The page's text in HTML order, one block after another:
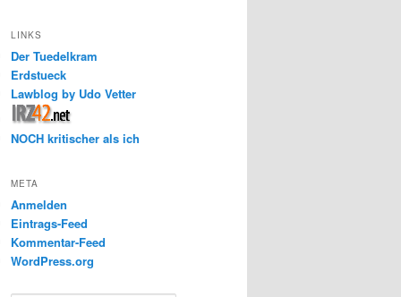
LINKS
Der Tuedelkram
Erdstueck
Lawblog by Udo Vetter
NOCH kritischer als ich
META
Anmelden
Eintrags-Feed
Kommentar-Feed
WordPress.org